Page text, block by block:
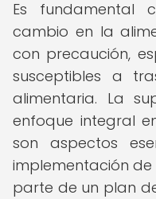
Es fundamental
cambio en la
con precaución,
susceptibles a
alimentaria. La
enfoque integral
son aspectos
implementación
parte de un plan